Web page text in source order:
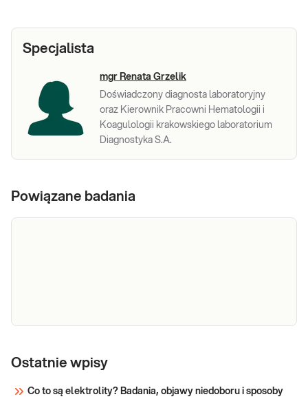
Specjalista
mgr Renata Grzelik
Doświadczony diagnosta laboratoryjny
oraz Kierownik Pracowni Hematologii i
Koagulologii krakowskiego laboratorium
Diagnostyka S.A.
Powiązane badania
Badanie przydatne w diagnostyce zaburzeń
w monitorowaniu terapii diuretykami i lekami
Ostatnie wpisy
Co to są elektrolity? Badania, objawy niedoboru i sposoby